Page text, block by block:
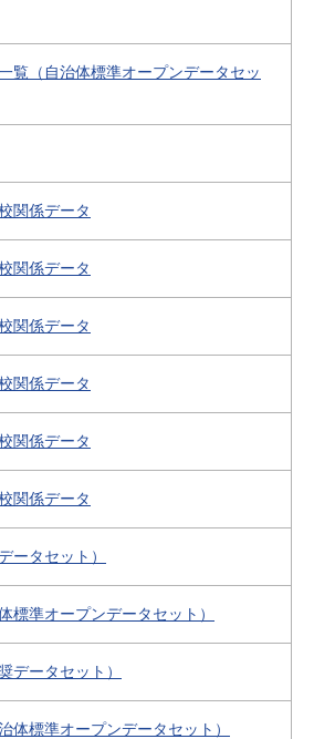
覧（自治体標準オープンデータセッ
関係データ
関係データ
関係データ
関係データ
関係データ
関係データ
ータセット）
標準オープンデータセット）
データセット）
体標準オープンデータセット）